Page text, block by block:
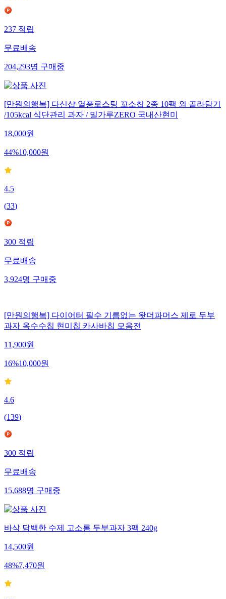
237적립
무료배송
204,293명구매중
[만원의행복] 다신샵 열풍로스팅 꼬소칩 2종 10팩 외 골라담기
/105kcal 식단관리 과자 / 밀가루ZERO 국내산현미
18,000원
44%10,000원
4.5
(33)
300적립
무료배송
3,924명구매중
[만원의행복] 다이어터 필수 기름없는 왓더파머스 제로 두부
과자 옥수수칩 현미칩 카사바칩 모음전
11,900원
16%10,000원
4.6
(139)
300적립
무료배송
15,688명구매중
바삭 담백한 수제 고소롬 두부과자 3팩 240g
14,500원
48%7,470원